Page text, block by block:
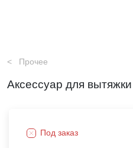
Прочее
Аксессуар для
Под заказ